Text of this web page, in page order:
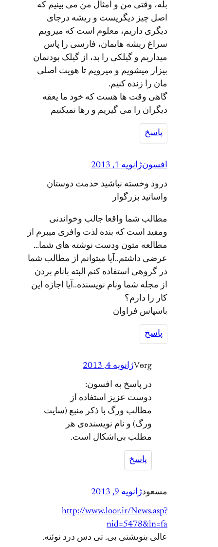
وقتی من و امثال من می بینیم که
چیز دیگریست و ریشه درجای
داریم، معلوم است که میرویم
ریشه هایمان، فارسی را پاس
و گیلکی را بد، از گیلک بودنمان
میشویم و میرویم تا هویت اصلی
را زنده کنیم.
وقت ها هست که خود ما یعقه
را می گیریم و رها نمیکنیم
وخسته نباشید خدمت دوستان
شما واقعا جالب وخواندنی
است که بنده لذت وافری میبرم از
متون ودست نوشته های شما…
داشتم..آیا میتوانم از مطالب شما
گروهی استفاده کنم البته بانام بردن
مجله شما ونام نویسنده..آیا اجازه این
در پاسخ به افسون:
دوست عزیز استفاده از
مطالب ورگ با ذکر منبع (سایت
ورگ) و نام نویسنده‌ی هر
مطلب بی‌اشکال است.
http://www.loor.ir/
بنویشتی بی. تی دس درد نوئنه.